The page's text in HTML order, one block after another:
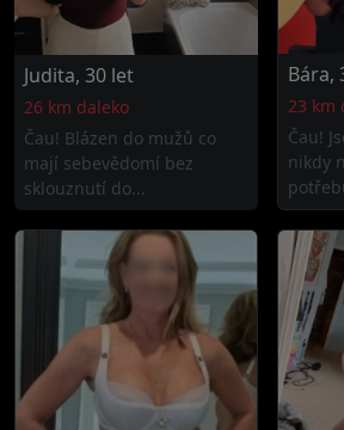
Judita, 30 let
26 km daleko
Čau! Blázen do mužů co
mají sebevědomí bez
sklouznutí do...
Bára,
23 km
Čau!
nikdy